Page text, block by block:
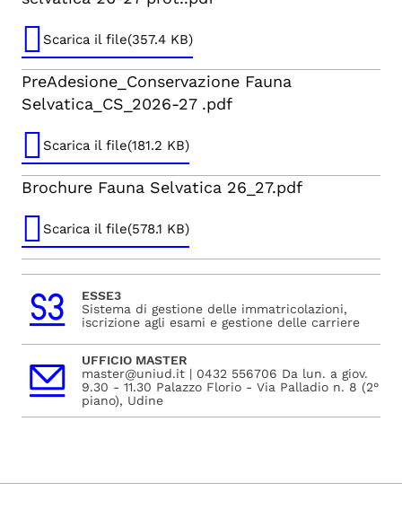
Scarica il file(357.4 KB)
PreAdesione_Conservazione Fauna
Selvatica_CS_2026-27 .pdf
Scarica il file(181.2 KB)
Brochure Fauna Selvatica 26_27.pdf
Scarica il file(578.1 KB)
ESSE3
Sistema di gestione delle immatricolazioni,
iscrizione agli esami e gestione delle carriere
UFFICIO MASTER
master@uniud.it | 0432 556706 Da lun. a giov.
9.30 - 11.30 Palazzo Florio - Via Palladio n. 8 (2°
piano), Udine